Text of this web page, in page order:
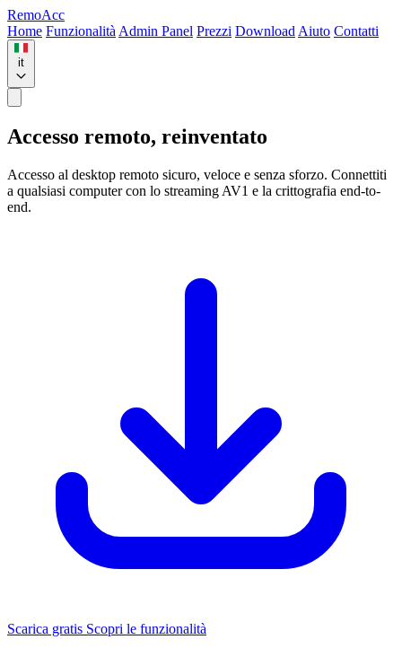
RemoAcc
Home Funzionalità Admin Panel Prezzi Download Aiuto Contatti
it
Accesso remoto, reinventato
Accesso al desktop remoto sicuro, veloce e senza sforzo. Connettiti
a qualsiasi computer con lo streaming AV1 e la crittografia end-to-
end.
Scarica gratis Scopri le funzionalità